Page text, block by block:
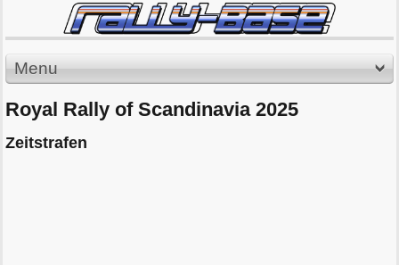
Menu
Royal Rally of Scandinavia 2025
Zeitstrafen